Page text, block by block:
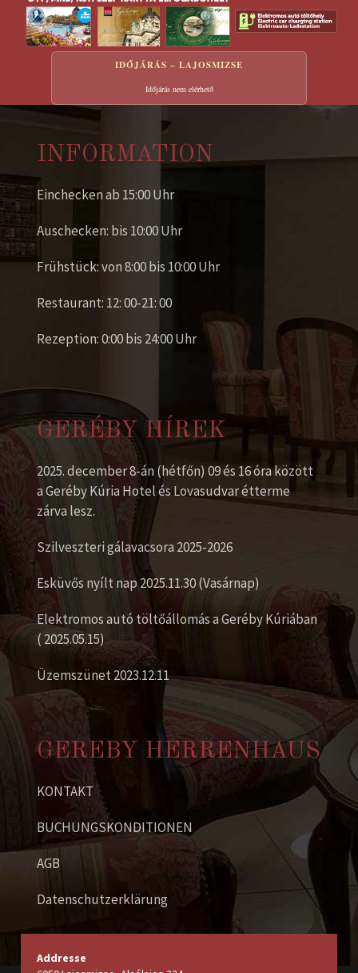
IDŐJÁRÁS – LAJOSMIZSE
Időjárás nem elérhető
INFORMATION
Einchecken ab 15:00 Uhr
Auschecken: bis 10:00 Uhr
Frühstück: von 8:00 bis 10:00 Uhr
Restaurant: 12: 00-21: 00
Rezeption: 0:00 bis 24:00 Uhr
GERÉBY HÍREK
2025. december 8-án (hétfőn) 09 és 16 óra között
a Geréby Kúria Hotel és Lovasudvar étterme
zárva lesz.
Szilveszteri gálavacsora 2025-2026
Esküvős nyílt nap 2025.11.30 (Vasárnap)
Elektromos autó töltőállomás a Geréby Kúriában
( 2025.05.15)
Üzemszünet 2023.12.11
GEREBY HERRENHAUS
KONTAKT
BUCHUNGSKONDITIONEN
AGB
Datenschutzerklärung
Addresse